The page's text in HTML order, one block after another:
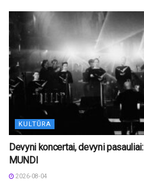
KULTŪRA
Devyni koncertai, devyni
MUNDI
2026-08-04